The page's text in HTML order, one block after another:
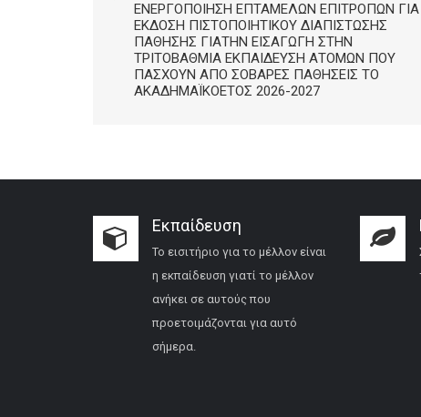
ΕΝΕΡΓΟΠΟΊΗΣΗ ΕΠΤΑΜΕΛΏΝ ΕΠΙΤΡΟΠΏΝ ΓΙΑ
ΈΚΔΟΣΗ ΠΙΣΤΟΠΟΙΗΤΙΚΟΎ ΔΙΑΠΊΣΤΩΣΗΣ
ΠΆΘΗΣΗΣ ΓΙΑΤΗΝ ΕΙΣΑΓΩΓΉ ΣΤΗΝ
ΤΡΙΤΟΒΆΘΜΙΑ ΕΚΠΑΊΔΕΥΣΗ ΑΤΌΜΩΝ ΠΟΥ
ΠΆΣΧΟΥΝ ΑΠΌ ΣΟΒΑΡΈΣ ΠΑΘΉΣΕΙΣ ΤΟ
ΑΚΑΔΗΜΑΪΚΌΈΤΟΣ 2026-2027
Εκπαίδευση
Το εισιτήριο για το μέλλον είναι
η εκπαίδευση γιατί το μέλλον
ανήκει σε αυτούς που
προετοιμάζονται για αυτό
σήμερα.